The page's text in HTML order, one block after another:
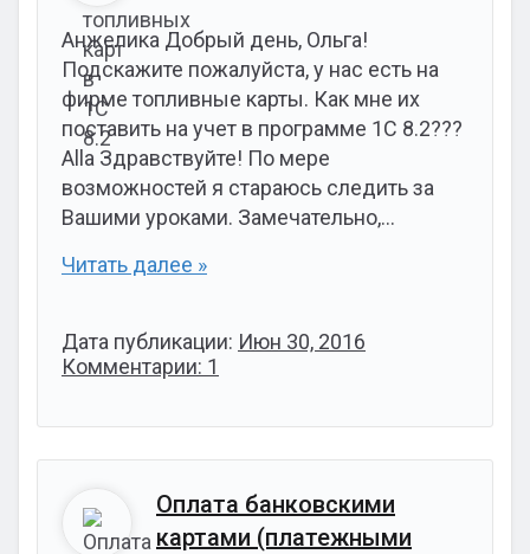
Анжелика Добрый день, Ольга!
Подскажите пожалуйста, у нас есть на
фирме топливные карты. Как мне их
поставить на учет в программе 1С 8.2???
Alla Здравствуйте! По мере
возможностей я стараюсь следить за
Вашими уроками. Замечательно,…
Читать далее »
Дата публикации: Июн 30, 2016
Комментарии: 1
Оплата банковскими
картами (платежными